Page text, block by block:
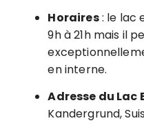
Horaires: le lac
9h à 21h mais il
en interne.
Adresse du Lac
Kandergrund,